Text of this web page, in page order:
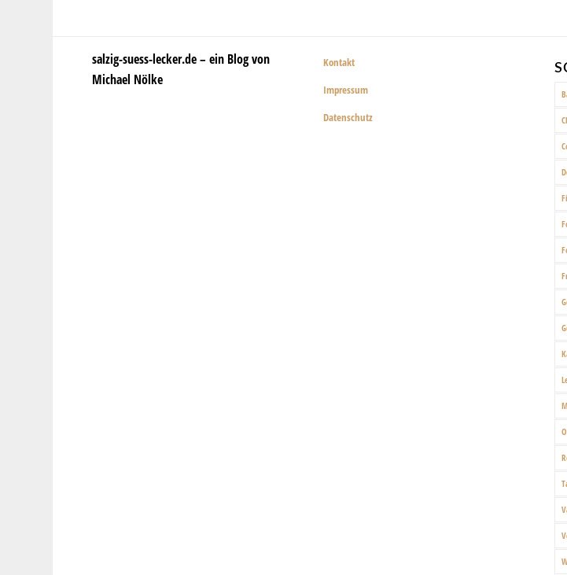
salzig-suess-lecker.de – ein Blog von
Michael Nölke
Kontakt
Impressum
Datenschutz